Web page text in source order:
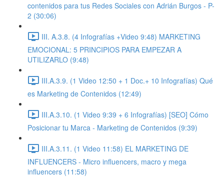
contenidos para tus Redes Sociales con Adrián Burgos - P-
2 (30:06)
III. A.3.8. (4 Infografías +Video 9:48) MARKETING
EMOCIONAL: 5 PRINCIPIOS PARA EMPEZAR A
UTILIZARLO (9:48)
III.A.3.9. (1 Video 12:50 + 1 Doc.+ 10 Infografías) Qué
es Marketing de Contenidos (12:49)
III.A.3.10. (1 Video 9:39 + 6 Infografías) [SEO] Cómo
Posicionar tu Marca - Marketing de Contenidos (9:39)
III.A.3.11. (1 Video 11:58) EL MARKETING DE
INFLUENCERS - Micro influencers, macro y mega
influencers (11:58)